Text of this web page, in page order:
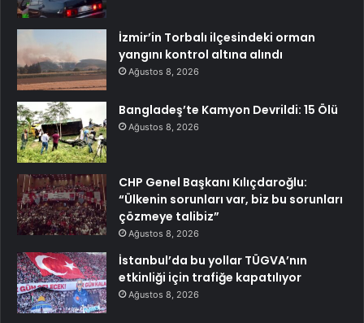
İzmir’in Torbalı ilçesindeki orman
yangını kontrol altına alındı
Ağustos 8, 2026
Bangladeş’te Kamyon Devrildi: 15 Ölü
Ağustos 8, 2026
CHP Genel Başkanı Kılıçdaroğlu:
“Ülkenin sorunları var, biz bu sorunları
çözmeye talibiz”
Ağustos 8, 2026
İstanbul’da bu yollar TÜGVA’nın
etkinliği için trafiğe kapatılıyor
Ağustos 8, 2026